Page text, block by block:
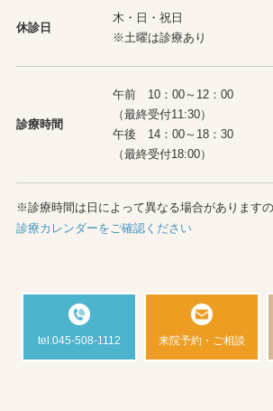
休診日
木・日・祝日
※土曜は診療あり
診療時間
午前 10：00～12：00
（最終受付11:30）
午後 14：00～18：30
（最終受付18:00）
※診療時間は日によって異なる場合がありますの
診療カレンダーをご確認ください
tel.045-508-1112 来院予約・ご相談